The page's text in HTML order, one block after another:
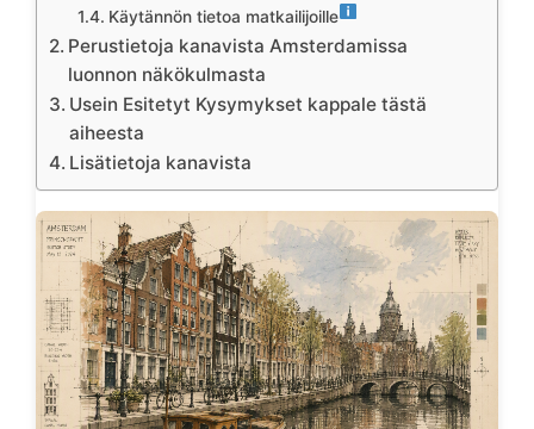
Käytännön tietoa matkailijoille
Perustietoja kanavista Amsterdamissa
luonnon näkökulmasta
Usein Esitetyt Kysymykset kappale tästä
aiheesta
Lisätietoja kanavista